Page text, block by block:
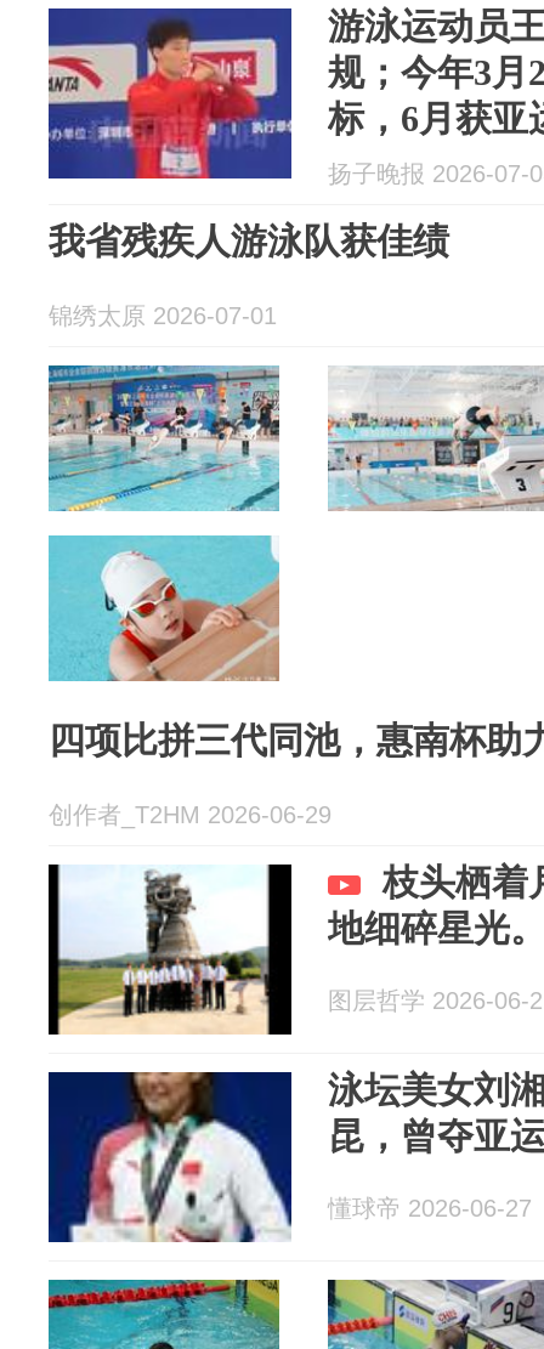
游泳运动员
规；今年3月
标，6月获亚
扬子晚报 2026-07-
我省残疾人游泳队获佳绩
锦绣太原 2026-07-01
四项比拼三代同池，惠南杯助
创作者_T2HM 2026-06-29
枝头栖着
地细碎星光
图层哲学 2026-06-
泳坛美女刘
昆，曾夺亚
懂球帝 2026-06-27